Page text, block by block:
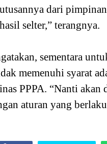
dari
selter,” terangnya.
sementara
memenuhi syarat
PPPA. “Nanti akan
aturan yang